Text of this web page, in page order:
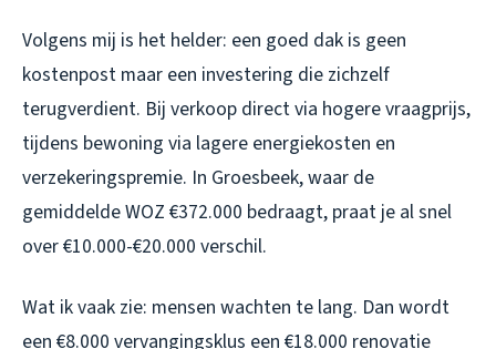
Volgens mij is het helder: een goed dak is geen
kostenpost maar een investering die zichzelf
terugverdient. Bij verkoop direct via hogere vraagprijs,
tijdens bewoning via lagere energiekosten en
verzekeringspremie. In Groesbeek, waar de
gemiddelde WOZ €372.000 bedraagt, praat je al snel
over €10.000-€20.000 verschil.
Wat ik vaak zie: mensen wachten te lang. Dan wordt
een €8.000 vervangingsklus een €18.000 renovatie